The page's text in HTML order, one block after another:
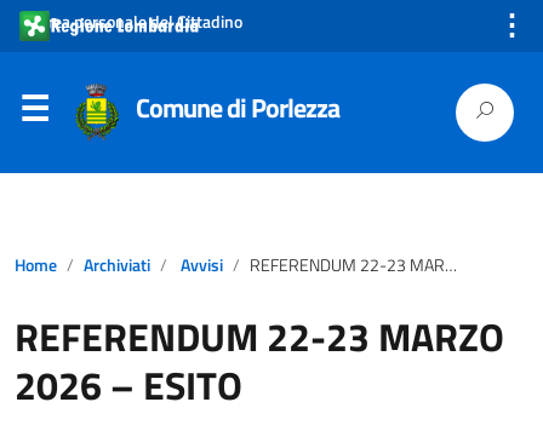
Area personale del Cittadino ⋮
Comune di Porlezza
Home Archiviati Avvisi REFERENDUM 22-23 MARZO 2026 – ESITO
REFERENDUM 22-23 MARZO
2026 – ESITO